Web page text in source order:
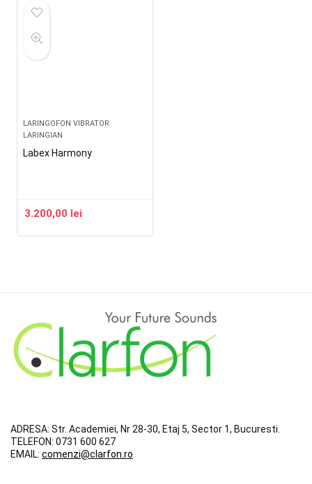
LARINGOFON VIBRATOR
LARINGIAN
Labex Harmony
3.200,00 lei
ADRESA: Str. Academiei, Nr 28-30, Etaj 5, Sector 1, Bucuresti.
TELEFON: 0731 600 627
EMAIL: comenzi@clarfon.ro